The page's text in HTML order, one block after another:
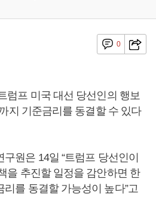
0
럼프 미국 대선 당선인의 행보
지 기준금리를 동결할 수 있다
원은 14일 “트럼프 당선인이
을 추진할 일정을 감안하면 한
를 동결할 가능성이 높다”고